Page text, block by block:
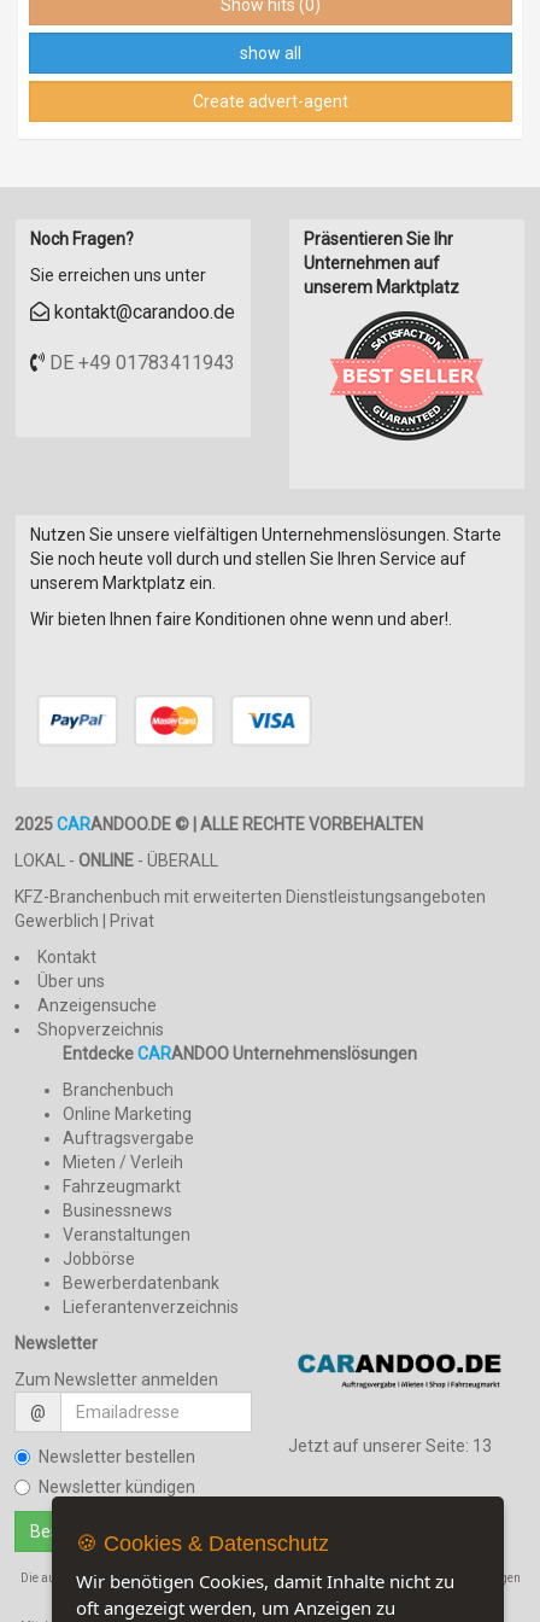
Marokkanisches Essen
Portugiesisch Essen
Libanesisches Essen
Show hits (0)
show all
Create advert-agent
Noch Fragen?
Sie erreichen uns unter
kontakt@carandoo.de
DE +49 01783411943
Präsentieren Sie Ihr
Unternehmen auf
unserem Marktplatz
Nutzen Sie unsere vielfältigen Unternehmenslösungen. Starte
Sie noch heute voll durch und stellen Sie Ihren Service auf
unserem Marktplatz ein.
Wir bieten Ihnen faire Konditionen ohne wenn und aber!.
2025CARANDOO.DE © | ALLE RECHTE VORBEHALTEN
LOKAL - ONLINE - ÜBERALL
KFZ-Branchenbuch mit erweiterten Dienstleistungsangeboten
Gewerblich | Privat
Kontakt
Über uns
Anzeigensuche
Shopverzeichnis
EntdeckeCARANDOO Unternehmenslösungen
Branchenbuch
Online Marketing
Auftragsvergabe
Mieten / Verleih
Fahrzeugmarkt
Businessnews
Veranstaltungen
Jobbörse
Bewerberdatenbank
Lieferantenverzeichnis
Newsletter
Zum Newsletter anmelden
@
Newsletter bestellen
Newsletter kündigen
Jetzt auf unserer Seite: 13
Die auf dieser Seite verwendeten Produktbezeichnungen, Namen und Warenbezeichnungen
sind Eigentum der jeweiligen Firmen.
🍪 Cookies & Datenschutz
Wir benötigen Cookies, damit Inhalte nicht zu
oft angezeigt werden, um Anzeigen zu